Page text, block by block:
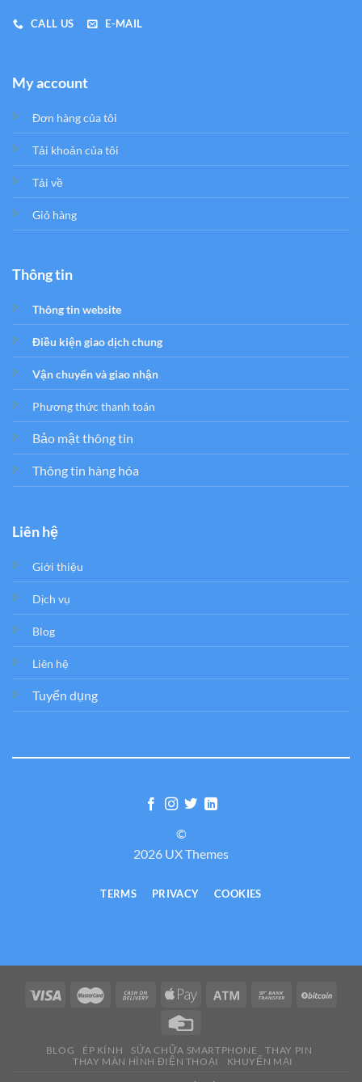
CALL US E-MAIL
My account
Đơn hàng của tôi
Tải khoản của tôi
Tải về
Giỏ hàng
Thông tin
Thông tin website
Điều kiện giao dịch chung
Vận chuyển và giao nhận
Phương thức thanh toán
Bảo mật thông tin
Thông tin hàng hóa
Liên hệ
Giới thiệu
Dịch vụ
Blog
Liên hệ
Tuyển dụng
©
2026 UX Themes
TERMS PRIVACY COOKIES
BLOG ÉP KÍNH SỬA CHỮA SMARTPHONE
THAY PIN
THAY MÀN HÌNH ĐIỆN THOẠI
KHUYẾN MẠI